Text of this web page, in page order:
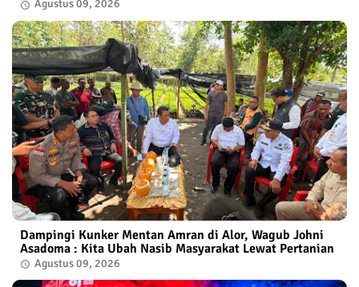
Agustus 09, 2026
Dampingi Kunker Mentan Amran di Alor, Wagub Johni
Asadoma : Kita Ubah Nasib Masyarakat Lewat Pertanian
Agustus 09, 2026